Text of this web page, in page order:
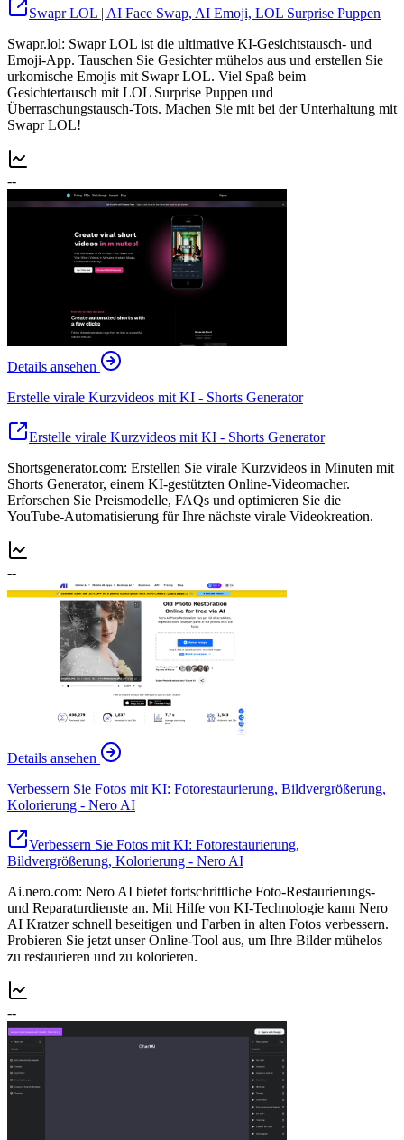
Swapr LOL | AI Face Swap, AI Emoji, LOL Surprise Puppen
Swapr.lol: Swapr LOL ist die ultimative KI-Gesichtstausch- und
Emoji-App. Tauschen Sie Gesichter mühelos aus und erstellen Sie
urkomische Emojis mit Swapr LOL. Viel Spaß beim
Gesichtertausch mit LOL Surprise Puppen und
Überraschungstausch-Tots. Machen Sie mit bei der Unterhaltung mit
Swapr LOL!
--
Details ansehen
Erstelle virale Kurzvideos mit KI - Shorts Generator
Erstelle virale Kurzvideos mit KI - Shorts Generator
Shortsgenerator.com: Erstellen Sie virale Kurzvideos in Minuten mit
Shorts Generator, einem KI-gestützten Online-Videomacher.
Erforschen Sie Preismodelle, FAQs und optimieren Sie die
YouTube-Automatisierung für Ihre nächste virale Videokreation.
--
Details ansehen
Verbessern Sie Fotos mit KI: Fotorestaurierung, Bildvergrößerung,
Kolorierung - Nero AI
Verbessern Sie Fotos mit KI: Fotorestaurierung,
Bildvergrößerung, Kolorierung - Nero AI
Ai.nero.com: Nero AI bietet fortschrittliche Foto-Restaurierungs-
und Reparaturdienste an. Mit Hilfe von KI-Technologie kann Nero
AI Kratzer schnell beseitigen und Farben in alten Fotos verbessern.
Probieren Sie jetzt unser Online-Tool aus, um Ihre Bilder mühelos
zu restaurieren und zu kolorieren.
--